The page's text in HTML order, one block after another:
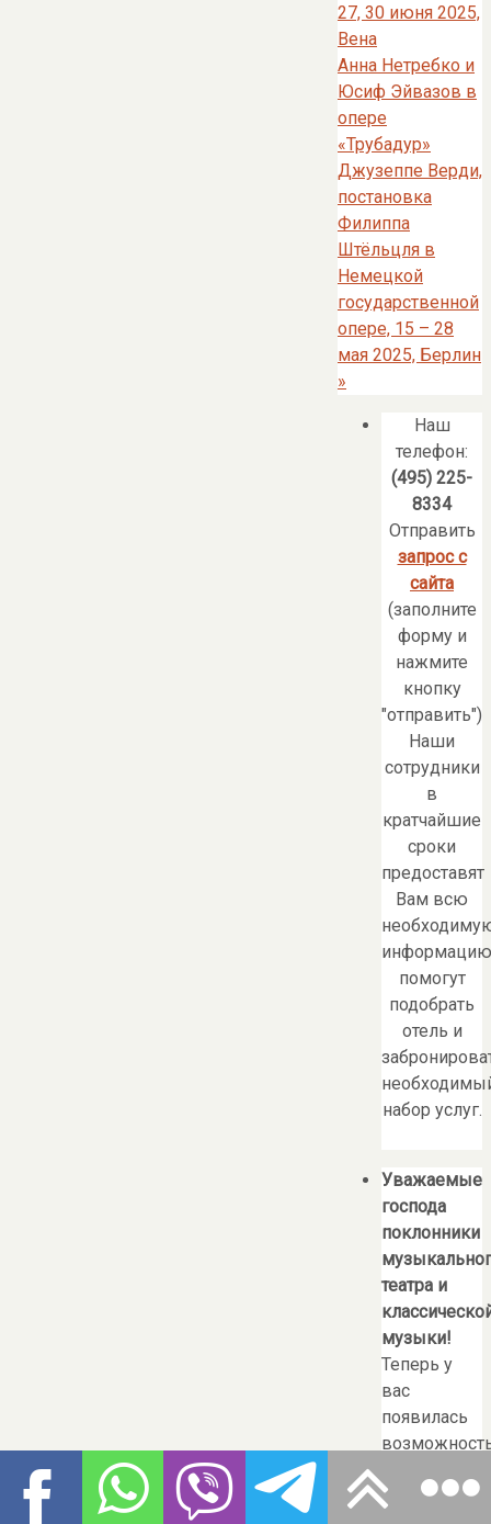
27, 30 июня 2025,
Вена
Анна Нетребко и
Юсиф Эйвазов в
опере
«Трубадур»
Джузеппе Верди,
постановка
Филиппа
Штёльцля в
Немецкой
государственной
опере, 15 – 28
мая 2025, Берлин
»
Наш
телефон:
(495) 225-
8334
Отправить
запрос с
сайта
(заполните
форму и
нажмите
кнопку
"отправить")
Наши
сотрудники
в
кратчайшие
сроки
предоставят
Вам всю
помогут
подобрать
отель и
набор услуг.
Уважаемые
господа
поклонники
театра и
музыки!
Теперь у
вас
появилась
билеты,